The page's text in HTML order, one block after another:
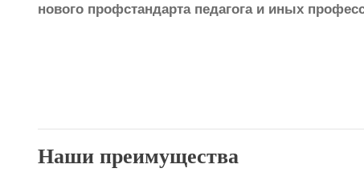
нового профстандарта педагога и иных
Наши преимущества